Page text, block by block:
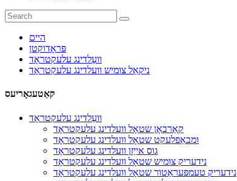
היים
פּראָדוקטן
וועַלדינג עלעקטראָד
ניקאַל צומיש וועלדינג עלעקטראָד
קאַטעגאָריעס
וועַלדינג עלעקטראָד
קאַרבאָן שטאָל וועלדינג עלעקטראָד
ומבאַפלעקט שטאָל וועלדינג עלעקטראָד
גוס אייַזן וועלדינג עלעקטראָד
נידעריק צומיש שטאָל וועלדינג עלעקטראָד
נידעריק טעמפּעראַטור שטאָל וועלדינג עלעקטראָד